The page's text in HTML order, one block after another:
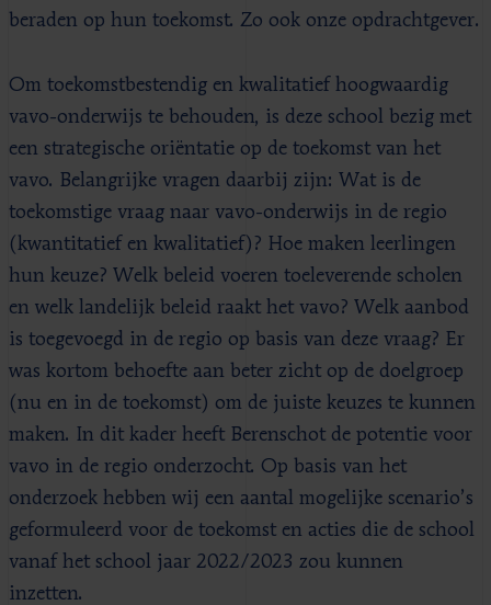
beraden op hun toekomst. Zo ook onze opdrachtgever.
Om toekomstbestendig en kwalitatief hoogwaardig
vavo-onderwijs te behouden, is deze school bezig met
een strategische oriëntatie op de toekomst van het
vavo. Belangrijke vragen daarbij zijn: Wat is de
toekomstige vraag naar vavo-onderwijs in de regio
(kwantitatief en kwalitatief)? Hoe maken leerlingen
hun keuze? Welk beleid voeren toeleverende scholen
en welk landelijk beleid raakt het vavo? Welk aanbod
is toegevoegd in de regio op basis van deze vraag? Er
was kortom behoefte aan beter zicht op de doelgroep
(nu en in de toekomst) om de juiste keuzes te kunnen
maken. In dit kader heeft Berenschot de potentie voor
vavo in de regio onderzocht. Op basis van het
onderzoek hebben wij een aantal mogelijke scenario’s
geformuleerd voor de toekomst en acties die de school
vanaf het school jaar 2022/2023 zou kunnen
inzetten.